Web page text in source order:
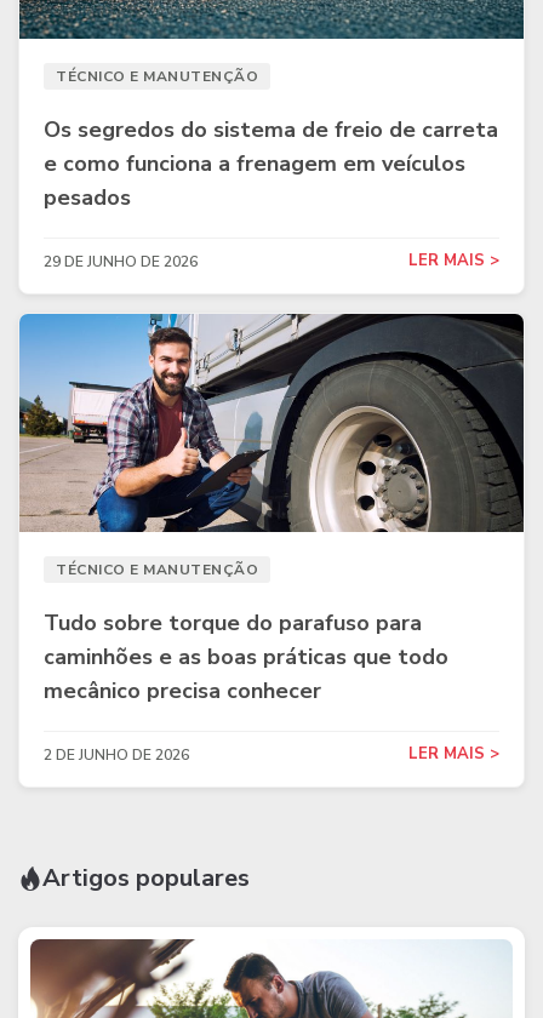
TÉCNICO E MANUTENÇÃO
Os segredos do sistema de freio de carreta
e como funciona a frenagem em veículos
pesados
29 DE JUNHO DE 2026 LER MAIS >
TÉCNICO E MANUTENÇÃO
Tudo sobre torque do parafuso para
caminhões e as boas práticas que todo
mecânico precisa conhecer
2 DE JUNHO DE 2026 LER MAIS >
Artigos populares